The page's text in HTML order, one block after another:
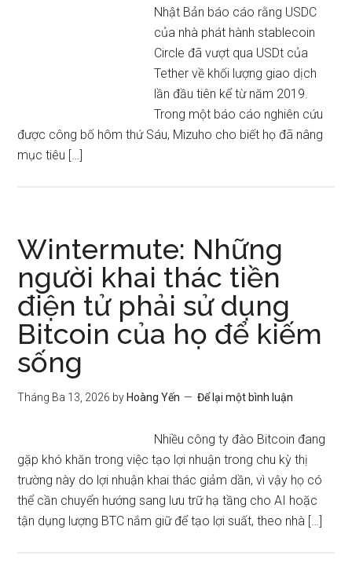
Nhật Bản báo cáo rằng USDC
của nhà phát hành stablecoin
Circle đã vượt qua USDt của
Tether về khối lượng giao dịch
lần đầu tiên kể từ năm 2019.
Trong một báo cáo nghiên cứu
được công bố hôm thứ Sáu, Mizuho cho biết họ đã nâng
mục tiêu […]
Wintermute: Những
người khai thác tiền
điện tử phải sử dụng
Bitcoin của họ để kiếm
sống
Tháng Ba 13, 2026 by Hoàng Yến Để lại một bình luận
Nhiều công ty đào Bitcoin đang
gặp khó khăn trong việc tạo lợi nhuận trong chu kỳ thị
trường này do lợi nhuận khai thác giảm dần, vì vậy họ có
thể cần chuyển hướng sang lưu trữ hạ tầng cho AI hoặc
tận dụng lượng BTC nắm giữ để tạo lợi suất, theo nhà […]